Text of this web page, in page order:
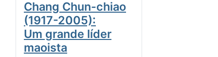
Chang Chun-chiao
(1917-2005):
Um grande líder
maoista